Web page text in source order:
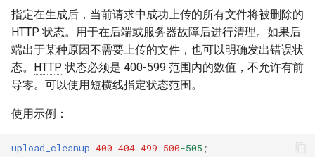
uuid
validation
vhost
waf
weauth
指定在生成后，当前请求中成功上传的所有文件将被删除的
HTTP 状态。用于在后端或服务器故障后进行清理。如果后
端出于某种原因不需要上传的文件，也可以明确发出错误状
态。 HTTP 状态必须是 400-599 范围内的数值，不允许有前
导零。可以使用短横线指定状态范围。
使用示例：
upload_cleanup 400 404 499 500-505 ;